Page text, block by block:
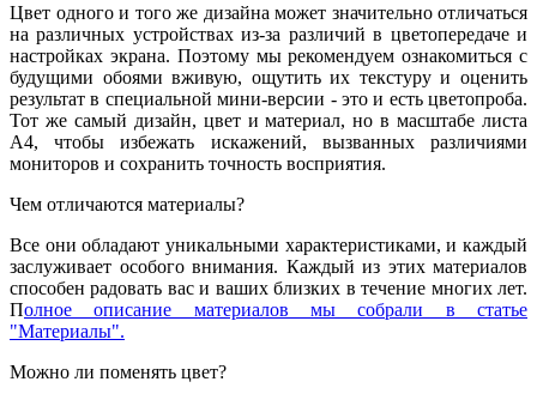
Цвет одного и того же дизайна может значительно отличаться
на различных устройствах из-за различий в цветопередаче и
настройках экрана. Поэтому мы рекомендуем ознакомиться с
будущими обоями вживую, ощутить их текстуру и оценить
результат в специальной мини-версии - это и есть цветопроба.
Тот же самый дизайн, цвет и материал, но в масштабе листа
А4, чтобы избежать искажений, вызванных различиями
мониторов и сохранить точность восприятия.
Чем отличаются материалы?
Все они обладают уникальными характеристиками, и каждый
заслуживает особого внимания. Каждый из этих материалов
способен радовать вас и ваших близких в течение многих лет.
Полное описание материалов мы собрали в статье
"Материалы".
Можно ли поменять цвет?